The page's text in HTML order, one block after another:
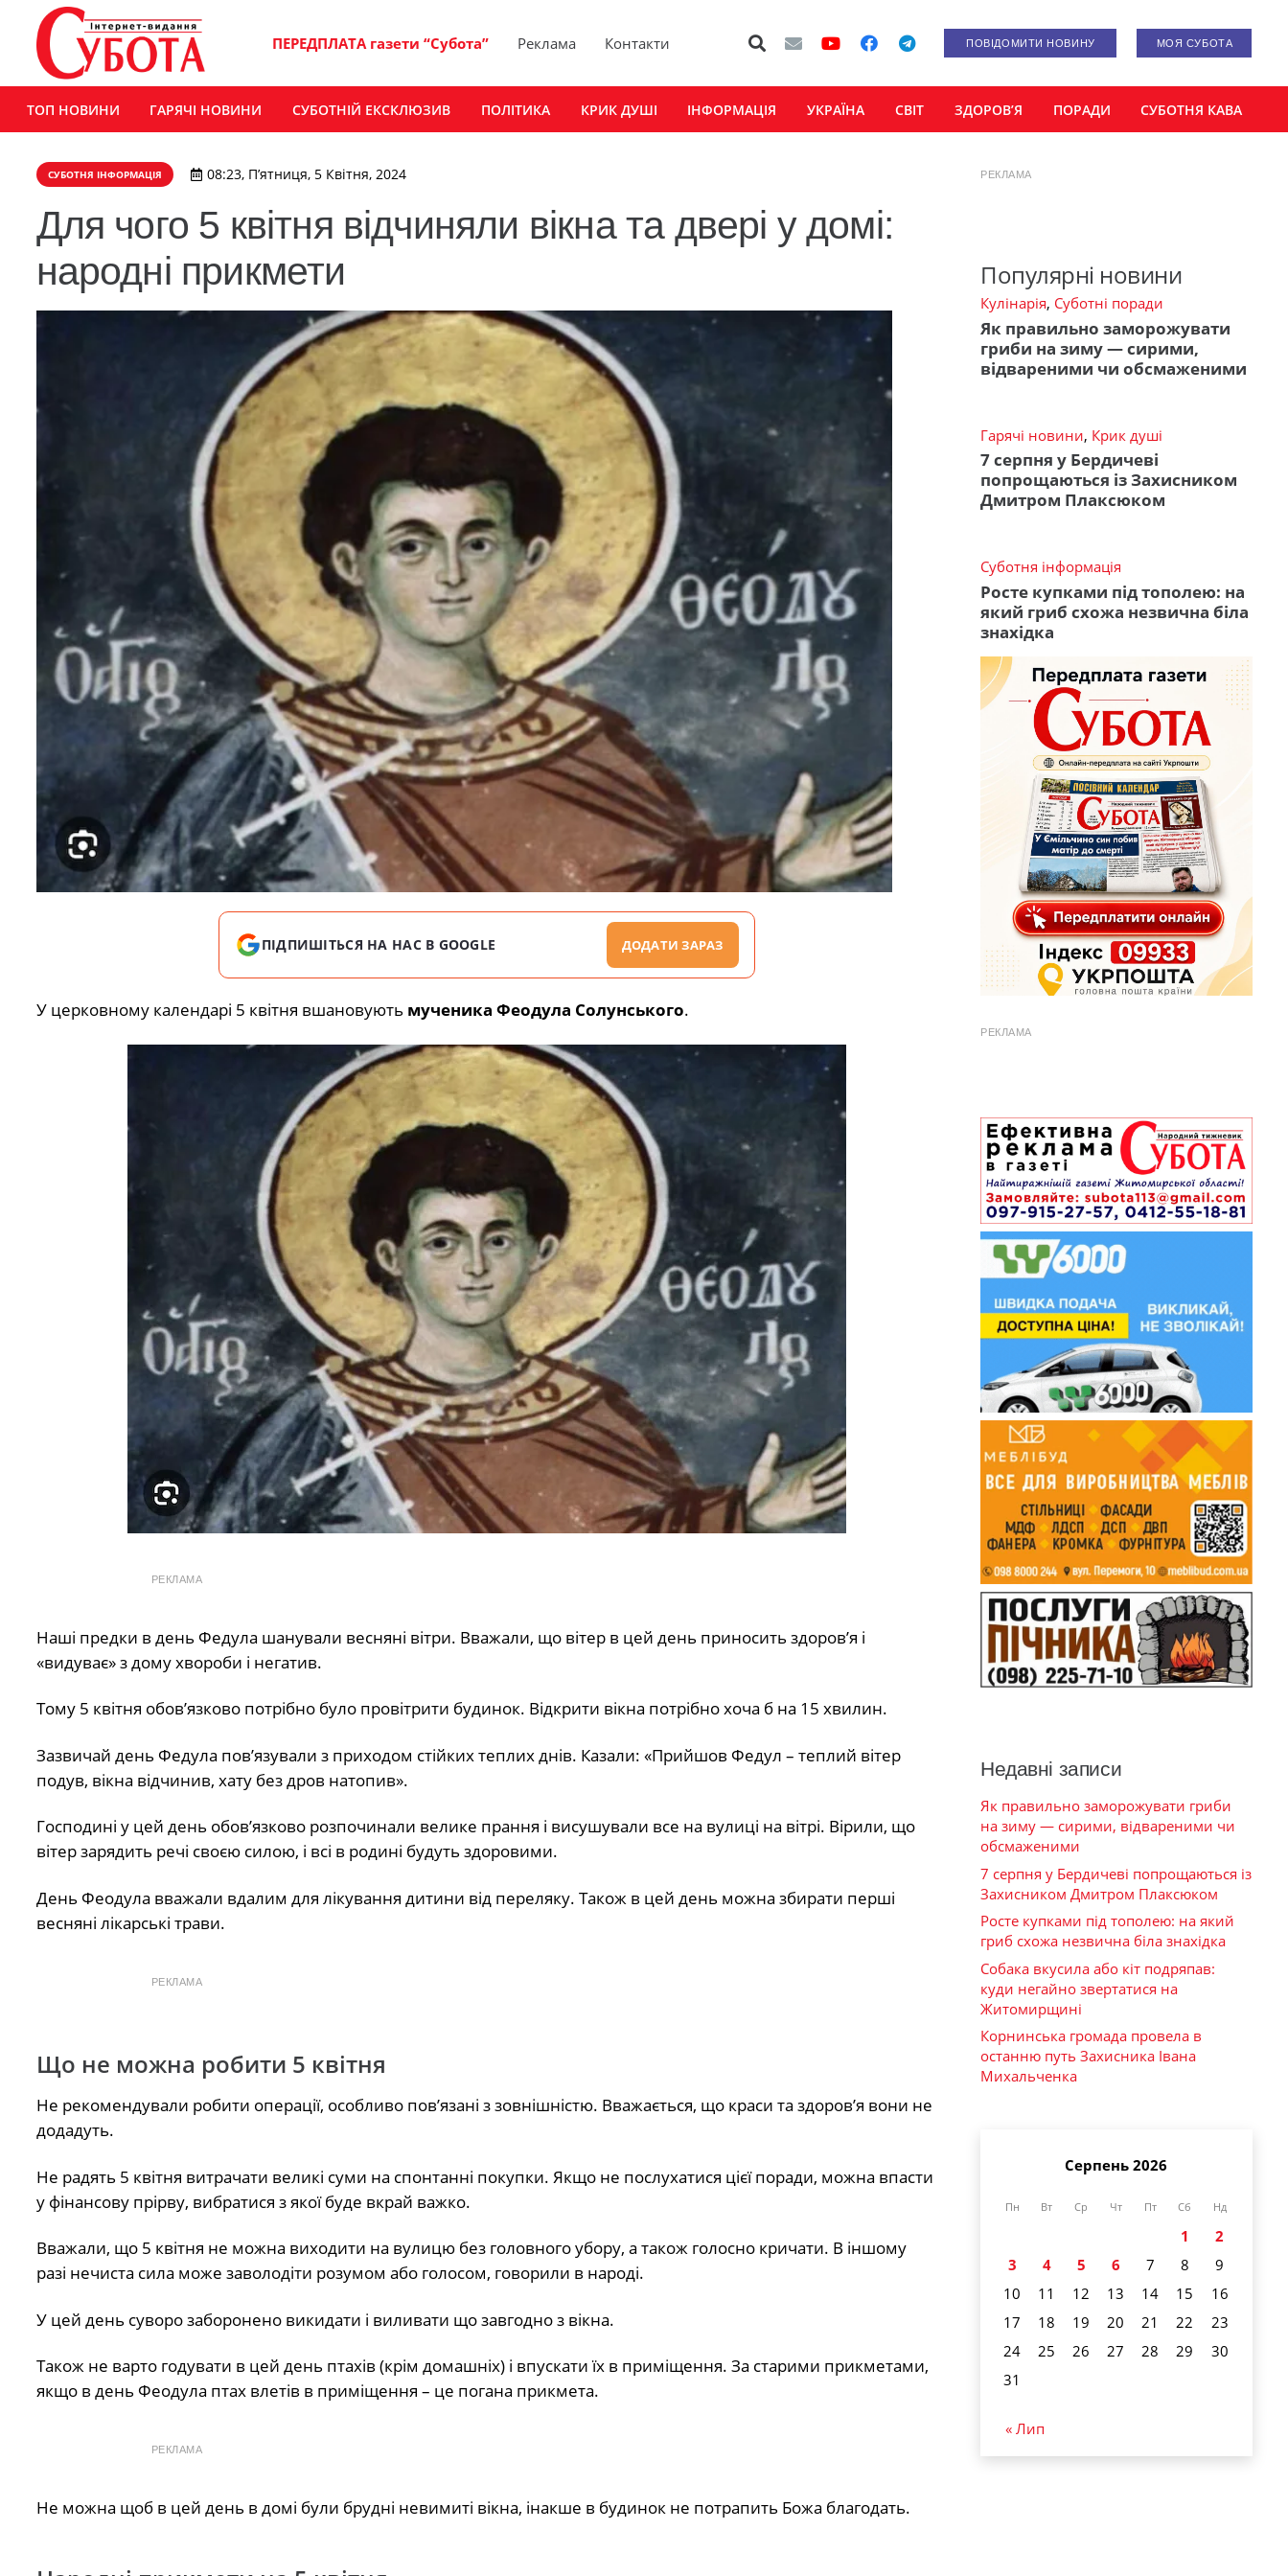
ПЕРЕДПЛАТА газети “Субота” Реклама Контакти ПОВІДОМИТИ НОВИНУ МОЯ СУБОТА
ТОП НОВИНИ ГАРЯЧІ НОВИНИ СУБОТНІЙ ЕКСКЛЮЗИВ ПОЛІТИКА КРИК ДУШІ ІНФОРМАЦІЯ УКРАЇНА СВІТ ЗДОРОВ’Я ПОРАДИ СУБОТНЯ КАВА
СУБОТНЯ ІНФОРМАЦІЯ 08:23, П’ятниця, 5 Квітня, 2024
Для чого 5 квітня відчиняли вікна та двері у домі:
народні прикмети
ПІДПИШІТЬСЯ НА НАС В GOOGLE ДОДАТИ ЗАРАЗ
У церковному календарі 5 квітня вшановують мученика Феодула Солунського.
РЕКЛАМА
Наші предки в день Федула шанували весняні вітри. Вважали, що вітер в цей день приносить здоров’я і
«видуває» з дому хвороби і негатив.
Тому 5 квітня обов’язково потрібно було провітрити будинок. Відкрити вікна потрібно хоча б на 15 хвилин.
Зазвичай день Федула пов’язували з приходом стійких теплих днів. Казали: «Прийшов Федул – теплий вітер
подув, вікна відчинив, хату без дров натопив».
Господині у цей день обов’язково розпочинали велике прання і висушували все на вулиці на вітрі. Вірили, що
вітер зарядить речі своєю силою, і всі в родині будуть здоровими.
День Феодула вважали вдалим для лікування дитини від переляку. Також в цей день можна збирати перші
весняні лікарські трави.
РЕКЛАМА
Що не можна робити 5 квітня
Не рекомендували робити операції, особливо пов’язані з зовнішністю. Вважається, що краси та здоров’я вони не
додадуть.
Не радять 5 квітня витрачати великі суми на спонтанні покупки. Якщо не послухатися цієї поради, можна впасти
у фінансову прірву, вибратися з якої буде вкрай важко.
Вважали, що 5 квітня не можна виходити на вулицю без головного убору, а також голосно кричати. В іншому
разі нечиста сила може заволодіти розумом або голосом, говорили в народі.
У цей день суворо заборонено викидати і виливати що завгодно з вікна.
Також не варто годувати в цей день птахів (крім домашніх) і впускати їх в приміщення. За старими прикметами,
якщо в день Феодула птах влетів в приміщення – це погана прикмета.
РЕКЛАМА
Не можна щоб в цей день в домі були брудні невимиті вікна, інакше в будинок не потрапить Божа благодать.
РЕКЛАМА
Популярні новини
Кулінарія, Суботні поради
Як правильно заморожувати
гриби на зиму — сирими,
відвареними чи обсмаженими
Гарячі новини, Крик душі
7 серпня у Бердичеві
попрощаються із Захисником
Дмитром Плаксюком
Суботня інформація
Росте купками під тополею: на
який гриб схожа незвична біла
знахідка
РЕКЛАМА
Недавні записи
Як правильно заморожувати гриби
на зиму — сирими, відвареними чи
обсмаженими
7 серпня у Бердичеві попрощаються із
Захисником Дмитром Плаксюком
Росте купками під тополею: на який
гриб схожа незвична біла знахідка
Собака вкусила або кіт подряпав:
куди негайно звертатися на
Житомирщині
Корнинська громада провела в
останню путь Захисника Івана
Михальченка
Серпень 2026
Пн Вт Ср Чт Пт Сб Нд
1
2
3
4 5 6 7 8
9
10
11 12 13 14 15
16
17
18 19 20 21 22
23
24
25 26 27 28 29
30
31
« Лип